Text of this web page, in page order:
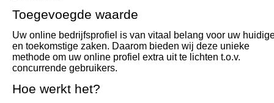
Toegevoegde waarde
Uw online bedrijfsprofiel is van vitaal belang voor uw
en toekomstige zaken. Daarom bieden wij deze unieke
methode om uw online profiel extra uit te lichten t.o.v.
concurrende gebruikers.
Hoe werkt het?